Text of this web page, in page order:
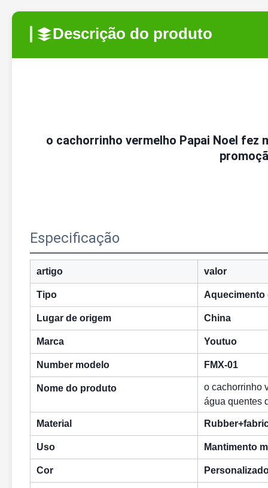
Descrição do produto
o cachorrinho vermelho Papai Noel fez
Especificação
artigo valor
Tipo Aquecimento
Lugar de origem China
Marca Youtuo
Number modelo FMX-01
Nome do produto
o cachorrinho
água quentes
Material
Uso Mantimento
Cor